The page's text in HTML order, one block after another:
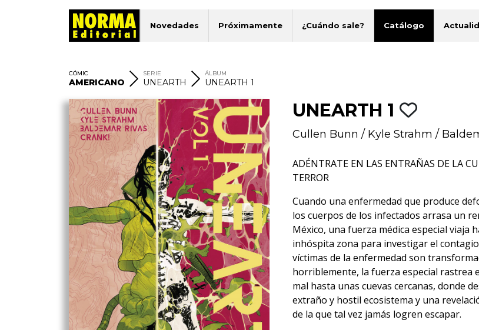
Novedades Próximamente ¿Cuándo sale? Catálogo
CÓMIC
AMERICANO
SERIE
UNEARTH
ÁLBUM
UNEARTH 1
UNEARTH 1
Cullen Bunn / Kyle Strahm /
ADÉNTRATE EN LAS ENTRAÑAS DE LA
TERROR
Cuando una enfermedad que produce
los cuerpos de los infectados arrasa un
México, una fuerza médica especial viaja
inhóspita zona para investigar el
víctimas de la enfermedad son
horriblemente, la fuerza especial rastrea
mal hasta unas cuevas cercanas, donde
extraño y hostil ecosistema y una
de la que tal vez jamás logren escapar.